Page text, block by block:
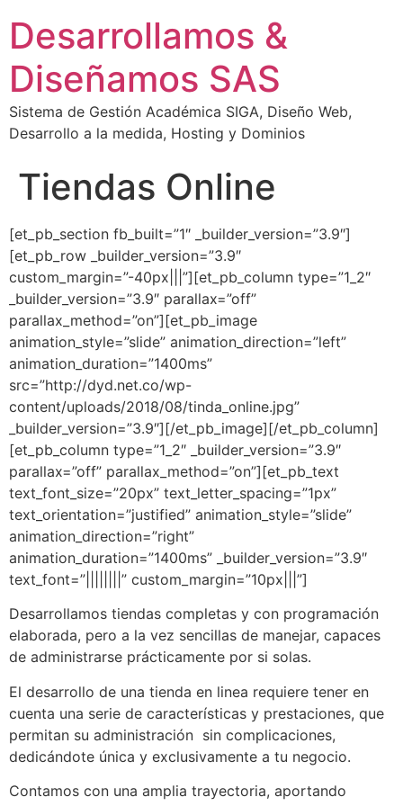
Desarrollamos &
Diseñamos SAS
Sistema de Gestión Académica SIGA, Diseño Web,
Desarrollo a la medida, Hosting y Dominios
Tiendas Online
[et_pb_section fb_built=”1″ _builder_version=”3.9″]
[et_pb_row _builder_version=”3.9″
custom_margin=”-40px|||”][et_pb_column type=”1_2″
_builder_version=”3.9″ parallax=”off”
parallax_method=”on”][et_pb_image
animation_style=”slide” animation_direction=”left”
animation_duration=”1400ms”
src=”http://dyd.net.co/wp-
content/uploads/2018/08/tinda_online.jpg”
_builder_version=”3.9″][/et_pb_image][/et_pb_column]
[et_pb_column type=”1_2″ _builder_version=”3.9″
parallax=”off” parallax_method=”on”][et_pb_text
text_font_size=”20px” text_letter_spacing=”1px”
text_orientation=”justified” animation_style=”slide”
animation_direction=”right”
animation_duration=”1400ms” _builder_version=”3.9″
text_font=”||||||||” custom_margin=”10px|||”]
Desarrollamos tiendas completas y con programación
elaborada, pero a la vez sencillas de manejar, capaces
de administrarse prácticamente por si solas.
El desarrollo de una tienda en linea requiere tener en
cuenta una serie de características y prestaciones, que
permitan su administración sin complicaciones,
dedicándote única y exclusivamente a tu negocio.
Contamos con una amplia trayectoria, aportando